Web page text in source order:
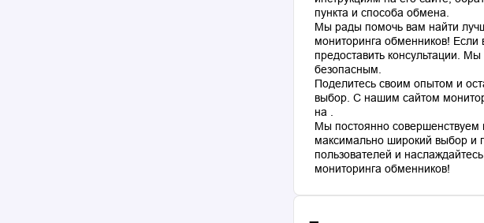
пункта и способа обмена.
Мы рады помочь вам найти
мониторинга обменников! Если
предоставить консультации.
безопасным.
Поделитесь своим опытом и
выбор. С нашим сайтом
на .
Мы постоянно совершенствуем
максимально широкий выбор и
пользователей и